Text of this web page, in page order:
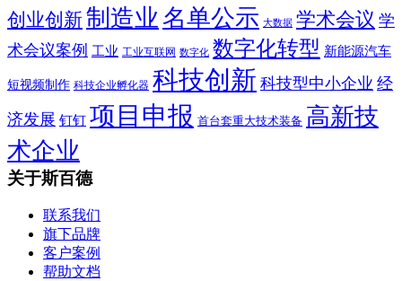
创业创新制造业 名单公示 大数据 学术会议 学
术会议案例 工业 工业互联网 数字化 数字化转型 新能源汽车
短视频制作 科技企业孵化器 科技创新 科技型中小企业 经
济发展 钉钉 项目申报 首台套重大技术装备 高新技
术企业
关于斯百德
联系我们
旗下品牌
客户案例
帮助文档